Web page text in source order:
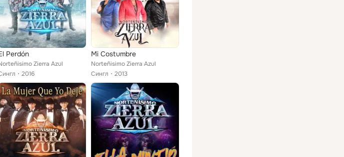
Perdón
Zierra Azul
2016
Mi Costumbre
Norteñisimo Zierra Azul
Сингл
2013